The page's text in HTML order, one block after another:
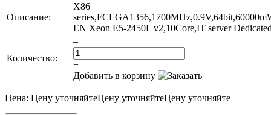
Описание:
X86
EN Xeon E5-2450L v2,10Core,IT server
Количество:
–
+
Добавить в корзину
Цена: Цену уточняйтеЦену уточняйтеЦену уточняйте